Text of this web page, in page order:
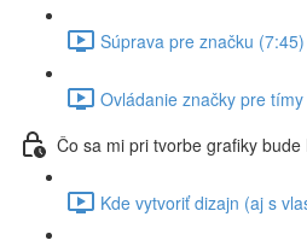
Súprava pre značku (7:45)
Ovládanie značky pre
Čo sa mi pri tvorbe grafiky bude
Kde vytvoriť dizajn (aj s